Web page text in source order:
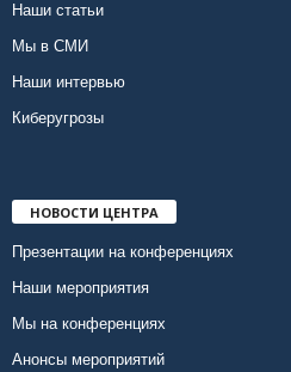
Наши статьи
Мы в СМИ
Наши интервью
Киберугрозы
НОВОСТИ ЦЕНТРА
Презентации на конференциях
Наши мероприятия
Мы на конференциях
Анонсы мероприятий